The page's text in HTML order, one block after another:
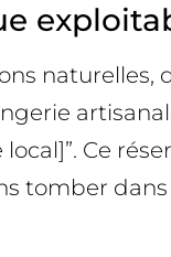
Ce
tomber